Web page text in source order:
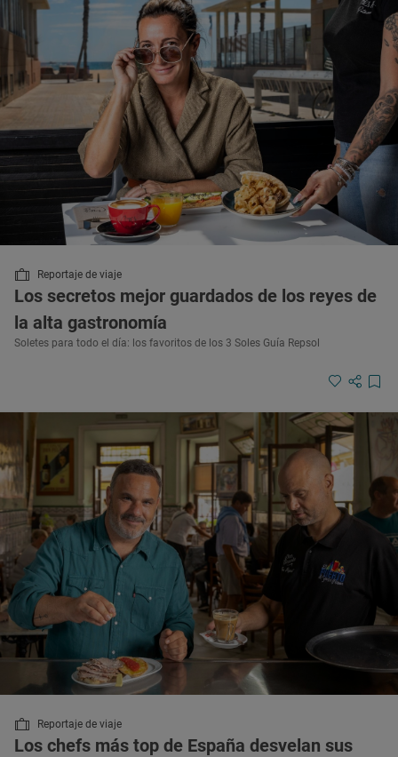
Reportaje de viaje
Los secretos mejor guardados de los reyes de
la alta gastronomía
Soletes para todo el día: los favoritos de los 3 Soles Guía Repsol
Reportaje de viaje
Los chefs más top de España desvelan sus